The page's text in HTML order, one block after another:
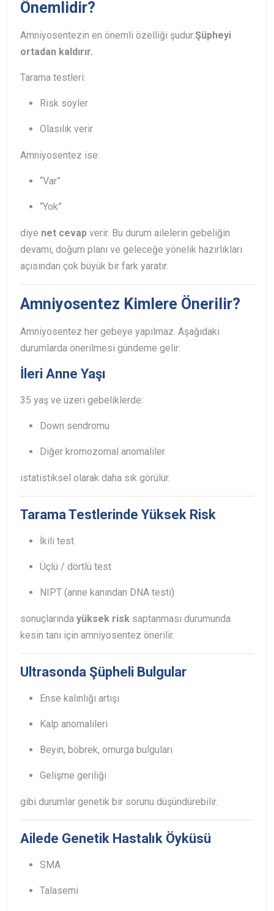
Önemlidir?
Amniyosentezin en önemli özelliği şudur:Şüpheyi
ortadan kaldırır.
Tarama testleri:
Risk söyler
Olasılık verir
Amniyosentez ise:
“Var”
“Yok”
diye net cevap verir. Bu durum ailelerin gebeliğin
devamı, doğum planı ve geleceğe yönelik hazırlıkları
açısından çok büyük bir fark yaratır.
Amniyosentez Kimlere Önerilir?
Amniyosentez her gebeye yapılmaz. Aşağıdaki
durumlarda önerilmesi gündeme gelir:
İleri Anne Yaşı
35 yaş ve üzeri gebeliklerde:
Down sendromu
Diğer kromozomal anomaliler
istatistiksel olarak daha sık görülür.
Tarama Testlerinde Yüksek Risk
İkili test
Üçlü / dörtlü test
NIPT (anne kanından DNA testi)
sonuçlarında yüksek risk saptanması durumunda
kesin tanı için amniyosentez önerilir.
Ultrasonda Şüpheli Bulgular
Ense kalınlığı artışı
Kalp anomalileri
Beyin, böbrek, omurga bulguları
Gelişme geriliği
gibi durumlar genetik bir sorunu düşündürebilir.
Ailede Genetik Hastalık Öyküsü
SMA
Talasemi